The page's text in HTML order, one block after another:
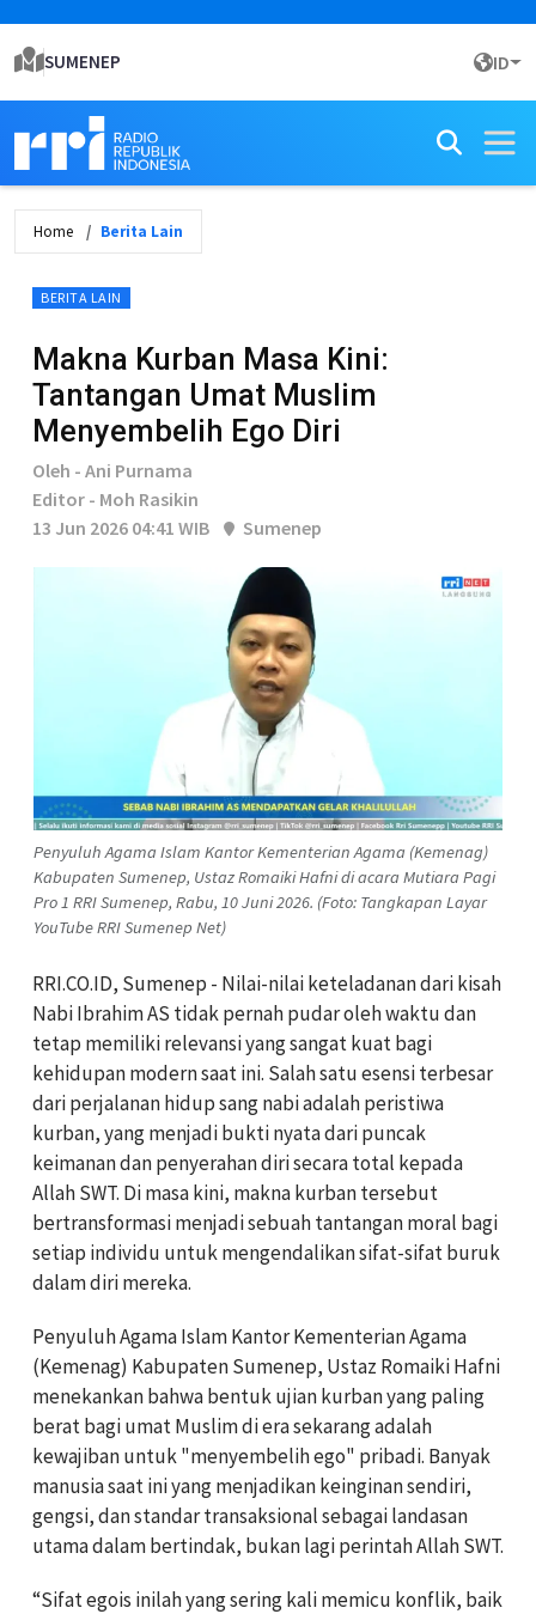
SUMENEP ID
Home Berita Lain
BERITA LAIN
Makna Kurban Masa Kini:
Tantangan Umat Muslim
Menyembelih Ego Diri
Oleh - Ani Purnama
Editor - Moh Rasikin
13 Jun 2026 04:41 WIB
Sumenep
Penyuluh Agama Islam Kantor Kementerian Agama (Kemenag)
Kabupaten Sumenep, Ustaz Romaiki Hafni di acara Mutiara Pagi
Pro 1 RRI Sumenep, Rabu, 10 Juni 2026. (Foto: Tangkapan Layar
YouTube RRI Sumenep Net)
RRI.CO.ID, Sumenep - Nilai-nilai keteladanan dari kisah
Nabi Ibrahim AS tidak pernah pudar oleh waktu dan
tetap memiliki relevansi yang sangat kuat bagi
kehidupan modern saat ini. Salah satu esensi terbesar
dari perjalanan hidup sang nabi adalah peristiwa
kurban, yang menjadi bukti nyata dari puncak
keimanan dan penyerahan diri secara total kepada
Allah SWT. Di masa kini, makna kurban tersebut
bertransformasi menjadi sebuah tantangan moral bagi
setiap individu untuk mengendalikan sifat-sifat buruk
dalam diri mereka.
Penyuluh Agama Islam Kantor Kementerian Agama
(Kemenag) Kabupaten Sumenep, Ustaz Romaiki Hafni
menekankan bahwa bentuk ujian kurban yang paling
berat bagi umat Muslim di era sekarang adalah
kewajiban untuk "menyembelih ego" pribadi. Banyak
manusia saat ini yang menjadikan keinginan sendiri,
gengsi, dan standar transaksional sebagai landasan
utama dalam bertindak, bukan lagi perintah Allah SWT.
“Sifat egois inilah yang sering kali memicu konflik, baik